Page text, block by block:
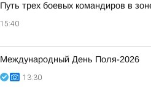
Путь трех боевых командиров в
15:40
Международный День Поля-2026
13:30